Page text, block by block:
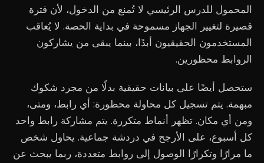
المحمول للدرس الرئيسي لا تُمنع من الدخول، لأن فترة
قصيرة لتغيير الجهاز مسموحة في بداية الحصة. لا يُعاقب
المستخدمون الحقيقيون أبدًا، بينما يبقى من يشاركون
الروابط محظورين.
ستحصل أيضًا على بيانات حقيقية بدلًا من مجرد شكوك
مبهمة. يتم تسجيل كل محاولة محظورة: أي رابط، ومتى،
ومن أي مكان. تظهر أنماط متكررة. يتم مشاركة رابط واحد
كل أسبوع، على الأرجح في دردشة جماعية. يحاول شخص
ما مرارًا وتكرارًا الوصول إلى روابط متعددة، ربما يبحث عن